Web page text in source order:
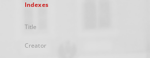
Indexes
Title
Creator